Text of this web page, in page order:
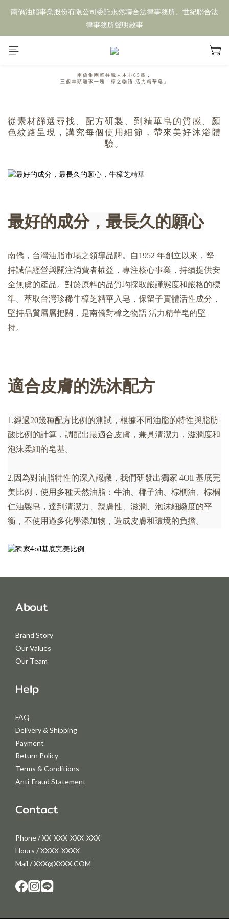
南僑油脂事業股份有限公司委託永然聯合法律事務所、世紀聯合法
律事務所聲明啟事
南僑集團堅持職人本心65載，
三個年頭雕琢一塊「樟之物語 活力精華皂」
從素材篩選尋找、配方研製、到精華皂的質感、顏
色紋路呈現，講究每個使用細節，帶來美好沐浴體
驗。
最好的成分，最長久的願心
南僑，台灣油脂市場之領導品牌。自1952 年創立以來，堅
持誠信經營與關注消費者權益，專注核心事業，持續提供安
全無虞的產品。對於原料的品質均採取嚴謹態度和嚴格的標
準。萃取台灣珍稀牛樟芝精華入皂，保留子實體活性成分，
堅持品質層層把關，是南僑對樟之物語 活力精華皂的堅
持。
適合皮膚的洗沐配方
1.經過20幾種配方比例的測試，根據不同油脂的特性與脂肪
酸比例的計算，調配出最適合皮膚，兼具清潔力，滋潤度和
泡沫柔細的皂基。
2.因為對油脂特性的深入認識，我們研發出獨家 4Oil 基底完
美比例，使用 多種天然油脂：牛油、椰子油、棕櫚油、棕櫚
仁油製皂，達到清潔力、 親膚性 、滋潤、泡沫細緻度的平
衡，不使用過多化學添加物，造成皮膚和環境的負擔。
About
Brand Story
Our Values
Our Team
Help
FAQ
Delivery & Shipping
Payment
Return Policy
Terms & Conditions
Anti-Fraud Statement
Contact
Phone / XX-XXX-XXX-XXX
Hours / XXXX-XXXX
Mail / XXX@XXXX.COM